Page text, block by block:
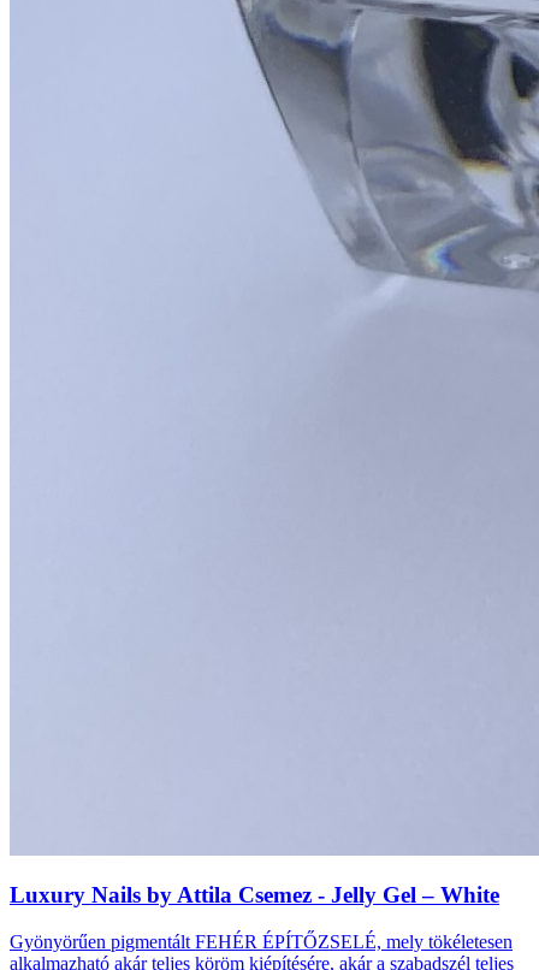
‌Luxury Nails by Attila Csemez - Jelly Gel – White
Gyönyörűen pigmentált FEHÉR ÉPÍTŐZSELÉ, mely tökéletesen
alkalmazható akár teljes köröm kiépítésére, akár a szabadszél teljes